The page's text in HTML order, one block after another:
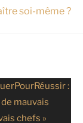
soi-même ?